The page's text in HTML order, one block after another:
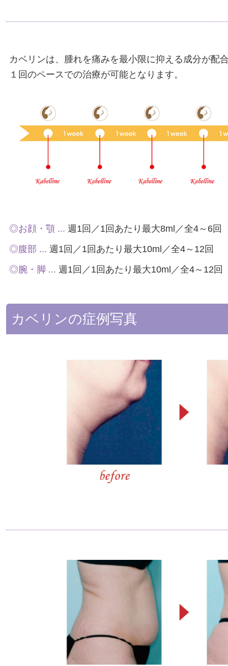
カベリンは、腫れを痛みを最小限に抑える成分が配
１回のペースでの治療が可能となります。
◎お顔・顎 ... 週1回／1回あたり最大8ml／全4～6回
◎腹部 ... 週1回／1回あたり最大10ml／全4～12回
◎腕・脚 ... 週1回／1回あたり最大10ml／全4～12回
カベリンの症例写真